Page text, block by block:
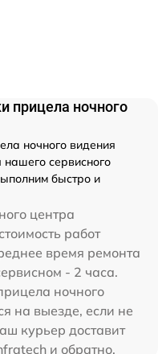
прицела ночного
ночного видения
сервисного
быстро и
центра
работ
время ремонта
- 2 часа.
ночного
на выезде, если не
курьер доставит
и обратно.